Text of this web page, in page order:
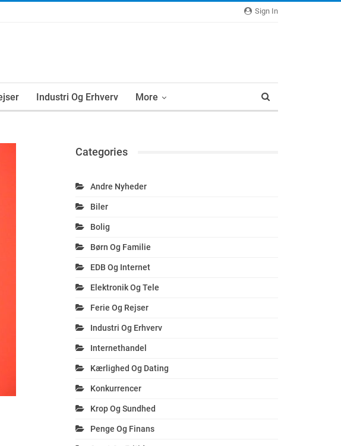
Sign In
Industri Og Erhverv More
Categories
Andre Nyheder
Biler
Bolig
Børn Og Familie
EDB Og Internet
Elektronik Og Tele
Ferie Og Rejser
Industri Og Erhverv
Internethandel
Kærlighed Og Dating
Konkurrencer
Krop Og Sundhed
Penge Og Finans